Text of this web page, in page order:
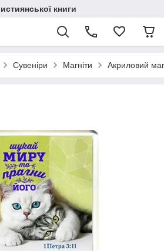
книги
Сувеніри Магніти Акриловий